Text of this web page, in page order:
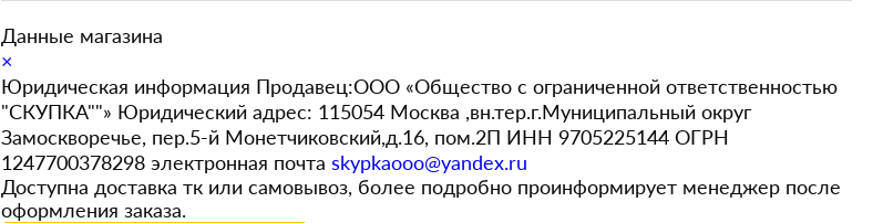
Данные магазина
×
Юридическая информация Продавец:ООО «Общество с ограниченной ответственностью
"СКУПКА""» Юридический адрес: 115054 Москва ,вн.тер.г.Муниципальный округ
Замоскворечье, пер.5-й Монетчиковский,д.16, пом.2П ИНН 9705225144 ОГРН
1247700378298 электронная почта skypkaooo@yandex.ru
Доступна доставка тк или самовывоз, более подробно проинформирует менеджер после
оформления заказа.